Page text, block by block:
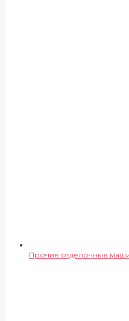
Прочие отделочные